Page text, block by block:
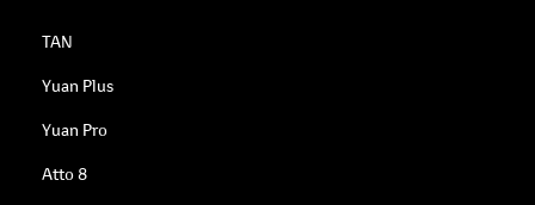
TAN
Yuan Plus
Yuan Pro
Atto 8